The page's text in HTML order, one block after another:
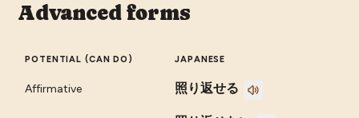
Advanced forms
POTENTIAL (CAN DO) JAPANESE
Affirmative 照り返せる